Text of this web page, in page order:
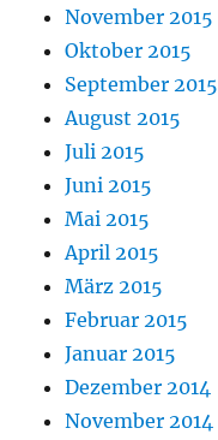
November 2015
Oktober 2015
September 2015
August 2015
Juli 2015
Juni 2015
Mai 2015
April 2015
März 2015
Februar 2015
Januar 2015
Dezember 2014
November 2014